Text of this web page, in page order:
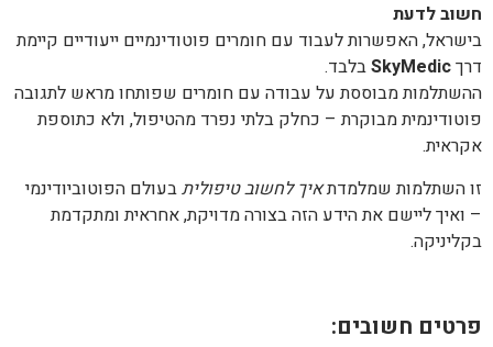
חשוב לדעת
בישראל, האפשרות לעבוד עם חומרים פוטודינמיים ייעודיים קיימת
דרךSkyMedicבלבד.
ההשתלמות מבוססת על עבודה עם חומרים שפותחו מראש לתגובה
פוטודינמית מבוקרת – כחלק בלתי נפרד מהטיפול, ולא כתוספת
אקראית.
זו השתלמות שמלמדתאיך לחשוב טיפוליתבעולם הפוטוביודינמי
– ואיך ליישם את הידע הזה בצורה מדויקת, אחראית ומתקדמת
בקליניקה.
פרטים חשובים: